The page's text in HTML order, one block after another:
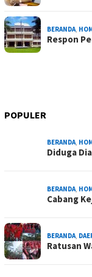
BERANDA
Respon
POPULER
BERANDA
Diduga
BERANDA
Cabang
BERANDA
Ratusan